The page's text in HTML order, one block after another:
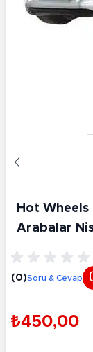
Hot
Arabalar
(0)Soru & Cevap
₺450,00